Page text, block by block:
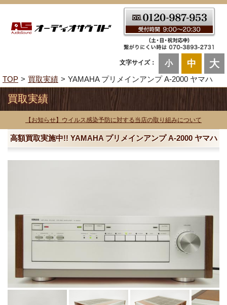
文字サイズ： 小 中 大
TOP 買取実績 YAMAHA プリメインアンプ A-2000 ヤマハ
買取実績
【お知らせ】ウイルス感染予防に対する当店の取り組みについて
高額買取実施中!! YAMAHA プリメインアンプ A-2000 ヤマハ